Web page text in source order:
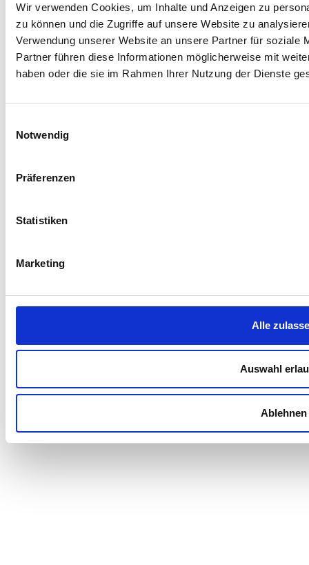
Wir verwenden Cookies, um Inhalte und Anzeigen zu
zu können und die Zugriffe auf unsere Website zu
Verwendung unserer Website an unsere Partner für soziale
Partner führen diese Informationen möglicherweise mit
haben oder die sie im Rahmen Ihrer Nutzung der Dienste
Notwendig
Präferenzen
Statistiken
Marketing
Alle
Auswahl
Ablehnen